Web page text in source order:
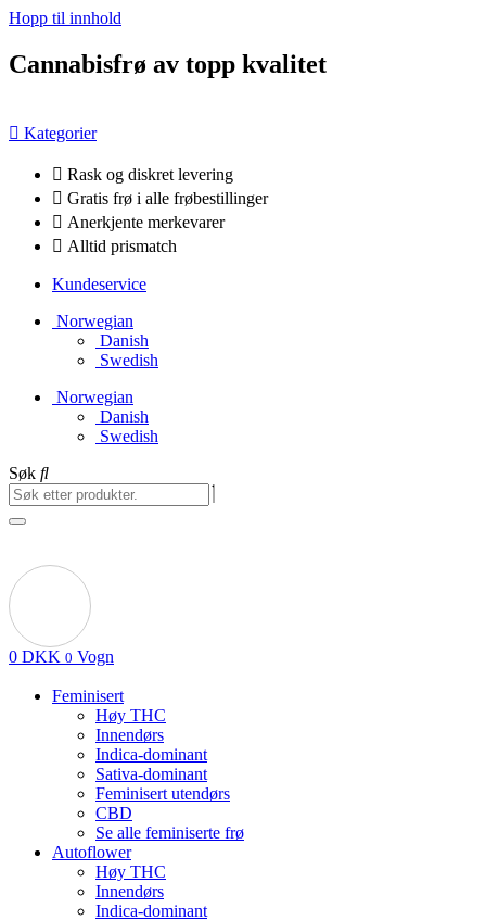
Hopp til innhold
Cannabisfrø av topp kvalitet
Kategorier
Rask og diskret levering
Gratis frø i alle frøbestillinger
Anerkjente merkevarer
Alltid prismatch
Kundeservice
Norwegian
Danish
Swedish
Norwegian
Danish
Swedish
Søk
0 DKK 0 Vogn
Feminisert
Høy THC
Innendørs
Indica-dominant
Sativa-dominant
Feminisert utendørs
CBD
Se alle feminiserte frø
Autoflower
Høy THC
Innendørs
Indica-dominant